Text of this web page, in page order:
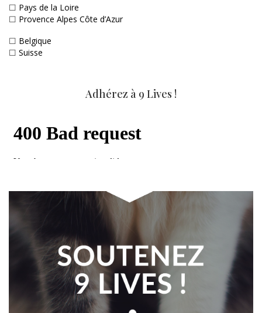
☐ Pays de la Loire
☐ Provence Alpes Côte d’Azur
☐ Belgique
☐ Suisse
Adhérez à 9 Lives !